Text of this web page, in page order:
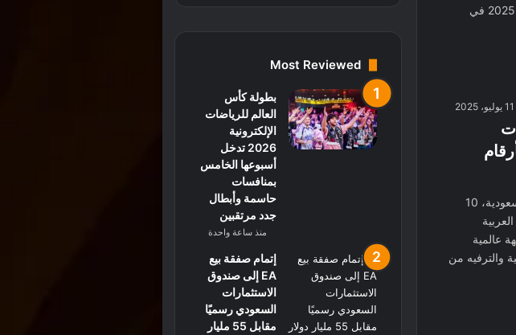
العالم للرياضات الإلكترونية 2025 في
11 يوليو، 2025
الرياض، المملكة العربية السعودية، 10
العربية
عالمية
والترفيه من
Most Reviewed
بطولة كأس
العالم للرياضات
الإلكترونية
2026 تدخل
أسبوعها الخامس
بمنافسات
حاسمة وأبطال
جدد مرتقبين
منذ ساعة واحدة
إتمام صفقة بيع
EA إلى صندوق
الاستثمارات
السعودي رسميًا
مقابل 55 مليار